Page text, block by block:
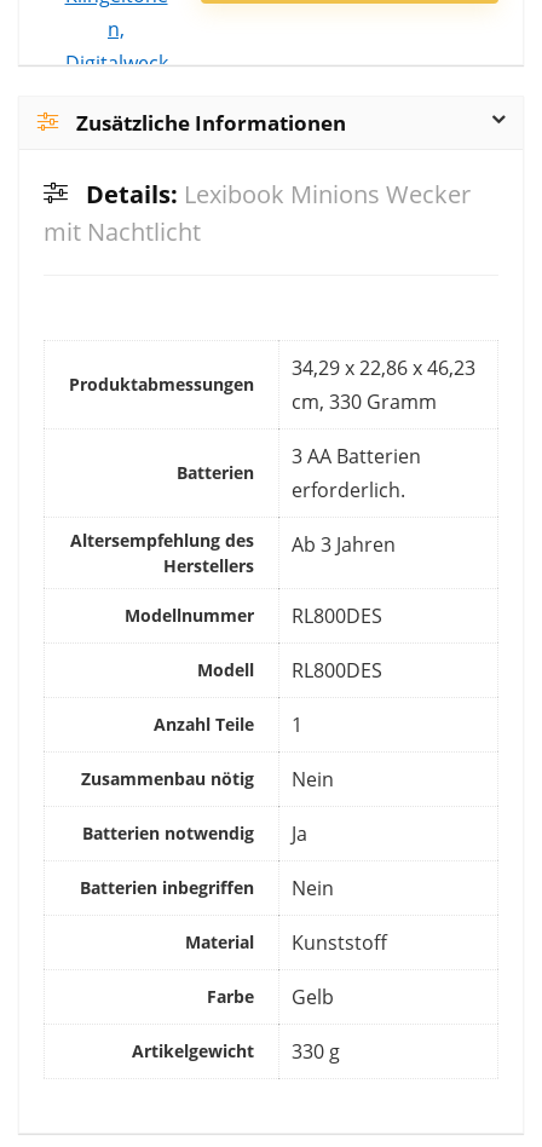
Zusätzliche Informationen
Details: Lexibook Minions Wecker
mit Nachtlicht
Produktabmessungen
‎34,29 x 22,86 x 46,23
cm, 330 Gramm
Batterien
‎3 AA Batterien
erforderlich.
Altersempfehlung des
Herstellers
‎Ab 3 Jahren
Modellnummer ‎RL800DES
Modell ‎RL800DES
Anzahl Teile ‎1
Zusammenbau nötig ‎Nein
Batterien notwendig ‎Ja
Batterien inbegriffen ‎Nein
Material ‎Kunststoff
Farbe ‎Gelb
Artikelgewicht ‎330 g